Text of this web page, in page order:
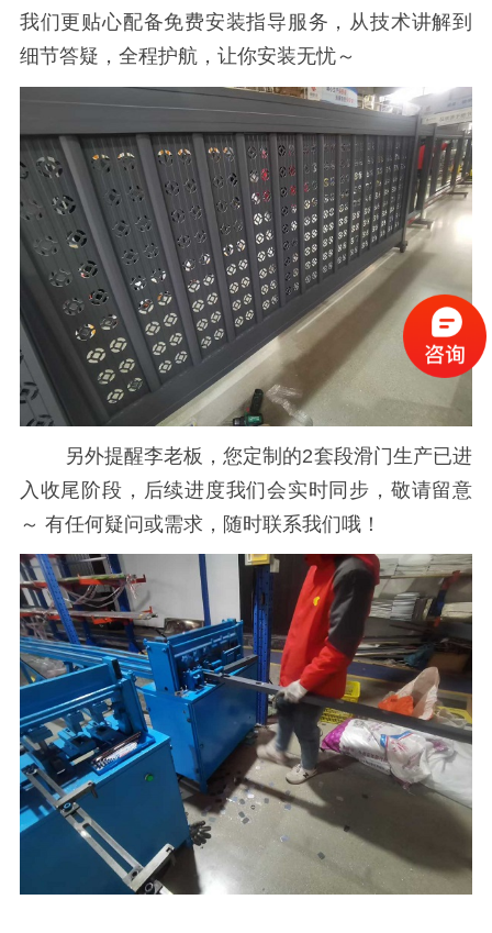
我们更贴心配备免费安装指导服务，从技术讲解到
细节答疑，全程护航，让你安装无忧～
另外提醒李老板，您定制的2套段滑门生产已进
入收尾阶段，后续进度我们会实时同步，敬请留意
～ 有任何疑问或需求，随时联系我们哦！